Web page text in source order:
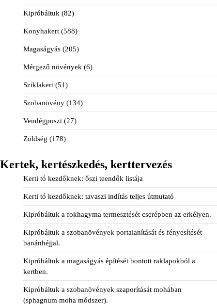
Kipróbáltuk (82)
Konyhakert (588)
Magaságyás (205)
Mérgező növények (6)
Sziklakert (51)
Szobanövény (134)
Vendégposzt (27)
Zöldség (178)
Kertek, kertészkedés, kerttervezés
Kerti tó kezdőknek: őszi teendők listája
Kerti tó kezdőknek: tavaszi indítás teljes útmutató
Kipróbáltuk a fokhagyma termesztését cserépben az erkélyen.
Kipróbáltuk a szobanövények portalanítását és fényesítését
banánhéjjal.
Kipróbáltuk a magaságyás építését bontott raklapokból a
kertben.
Kipróbáltuk a szobanövények szaporítását mohában
(sphagnum moha módszer).